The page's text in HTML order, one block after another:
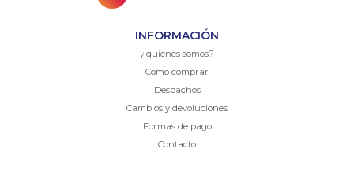
INFORMACIÓN
¿quienes somos?
Como comprar
Despachos
Cambios y devoluciones
Formas de pago
Contacto